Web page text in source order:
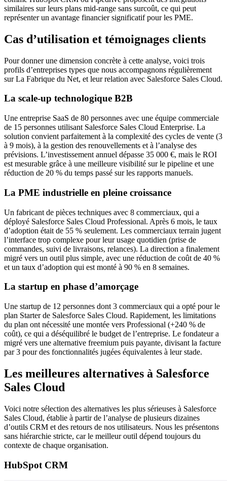
similaires sur leurs plans mid-range sans surcoût, ce qui peut
représenter un avantage financier significatif pour les PME.
Cas d’utilisation et témoignages clients
Pour donner une dimension concrète à cette analyse, voici trois
profils d’entreprises types que nous accompagnons régulièrement
sur La Fabrique du Net, et leur relation avec Salesforce Sales Cloud.
La scale-up technologique B2B
Une entreprise SaaS de 80 personnes avec une équipe commerciale
de 15 personnes utilisant Salesforce Sales Cloud Enterprise. La
solution convient parfaitement à la complexité des cycles de vente (3
à 9 mois), à la gestion des renouvellements et à l’analyse des
prévisions. L’investissement annuel dépasse 35 000 €, mais le ROI
est mesurable grâce à une meilleure visibilité sur le pipeline et une
réduction de 20 % du temps passé sur les rapports manuels.
La PME industrielle en pleine croissance
Un fabricant de pièces techniques avec 8 commerciaux, qui a
déployé Salesforce Sales Cloud Professional. Après 6 mois, le taux
d’adoption était de 55 % seulement. Les commerciaux terrain jugent
l’interface trop complexe pour leur usage quotidien (prise de
commandes, suivi de livraisons, relances). La direction a finalement
migré vers un outil plus simple, avec une réduction de coût de 40 %
et un taux d’adoption qui est monté à 90 % en 8 semaines.
La startup en phase d’amorçage
Une startup de 12 personnes dont 3 commerciaux qui a opté pour le
plan Starter de Salesforce Sales Cloud. Rapidement, les limitations
du plan ont nécessité une montée vers Professional (+240 % de
coût), ce qui a déséquilibré le budget de l’entreprise. Le fondateur a
migré vers une alternative freemium puis payante, divisant la facture
par 3 pour des fonctionnalités jugées équivalentes à leur stade.
Les meilleures alternatives à Salesforce
Sales Cloud
Voici notre sélection des alternatives les plus sérieuses à Salesforce
Sales Cloud, établie à partir de l’analyse de plusieurs dizaines
d’outils CRM et des retours de nos utilisateurs. Nous les présentons
sans hiérarchie stricte, car le meilleur outil dépend toujours du
contexte de chaque organisation.
HubSpot CRM